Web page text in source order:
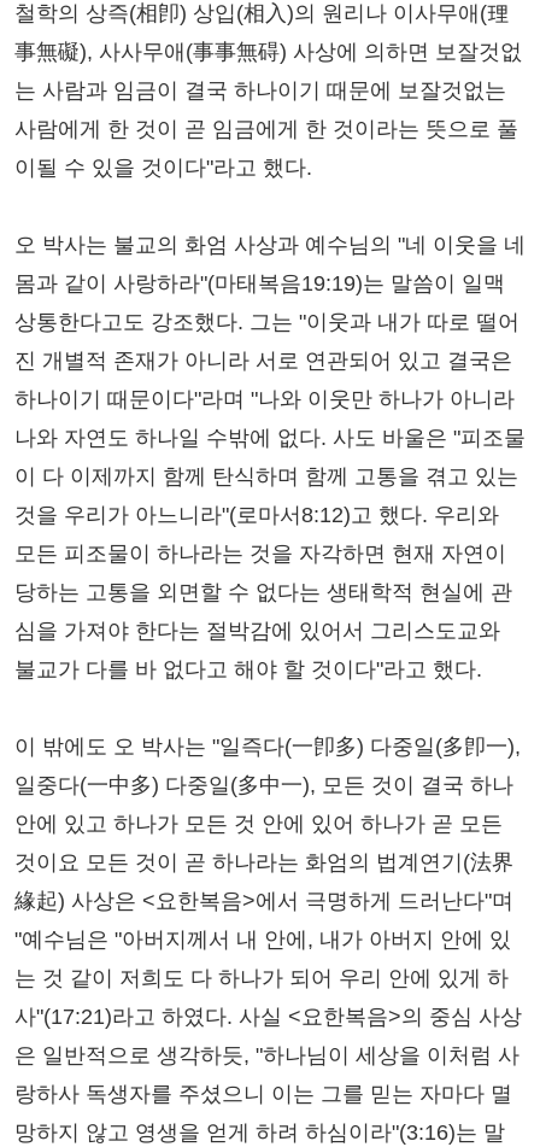
철학의 상즉(相卽) 상입(相入)의 원리나 이사무애(理
事無礙), 사사무애(事事無碍) 사상에 의하면 보잘것없
는 사람과 임금이 결국 하나이기 때문에 보잘것없는
사람에게 한 것이 곧 임금에게 한 것이라는 뜻으로 풀
이될 수 있을 것이다"라고 했다.
오 박사는 불교의 화엄 사상과 예수님의 "네 이웃을 네
몸과 같이 사랑하라"(마태복음19:19)는 말씀이 일맥
상통한다고도 강조했다. 그는 "이웃과 내가 따로 떨어
진 개별적 존재가 아니라 서로 연관되어 있고 결국은
하나이기 때문이다"라며 "나와 이웃만 하나가 아니라
나와 자연도 하나일 수밖에 없다. 사도 바울은 "피조물
이 다 이제까지 함께 탄식하며 함께 고통을 겪고 있는
것을 우리가 아느니라"(로마서8:12)고 했다. 우리와
모든 피조물이 하나라는 것을 자각하면 현재 자연이
당하는 고통을 외면할 수 없다는 생태학적 현실에 관
심을 가져야 한다는 절박감에 있어서 그리스도교와
불교가 다를 바 없다고 해야 할 것이다"라고 했다.
이 밖에도 오 박사는 "일즉다(一卽多) 다중일(多卽一),
일중다(一中多) 다중일(多中一), 모든 것이 결국 하나
안에 있고 하나가 모든 것 안에 있어 하나가 곧 모든
것이요 모든 것이 곧 하나라는 화엄의 법계연기(法界
緣起) 사상은 <요한복음>에서 극명하게 드러난다"며
"예수님은 "아버지께서 내 안에, 내가 아버지 안에 있
는 것 같이 저희도 다 하나가 되어 우리 안에 있게 하
사"(17:21)라고 하였다. 사실 <요한복음>의 중심 사상
은 일반적으로 생각하듯, "하나님이 세상을 이처럼 사
랑하사 독생자를 주셨으니 이는 그를 믿는 자마다 멸
망하지 않고 영생을 얻게 하려 하심이라"(3:16)는 말